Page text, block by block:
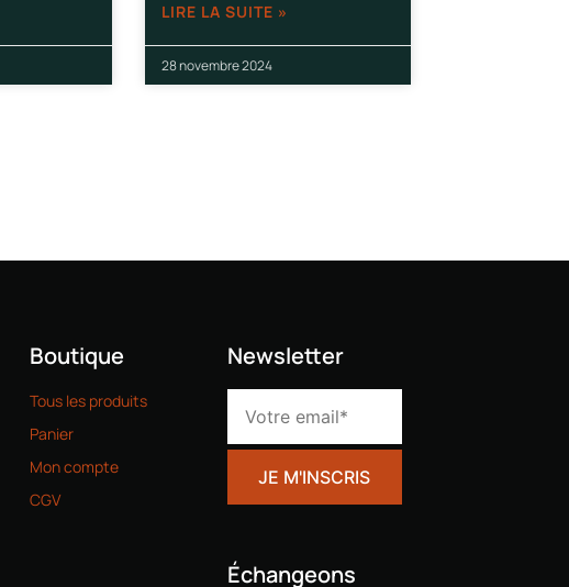
LIRE LA SUITE »
28 novembre 2024
Boutique
Tous les produits
Panier
Mon compte
CGV
Newsletter
Échangeons